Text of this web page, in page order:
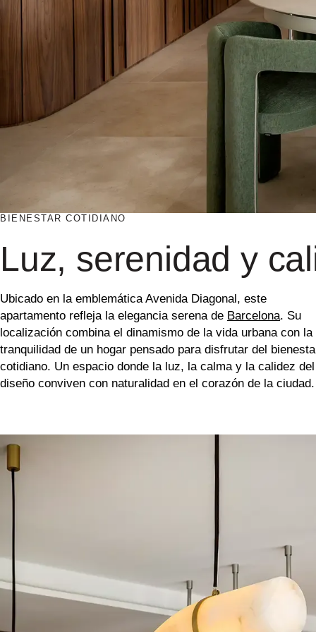
BIENESTAR COTIDIANO
Luz, serenidad y
Ubicado en la emblemática Avenida Diagonal, este
apartamento refleja la elegancia serena de Barcelona. Su
localización combina el dinamismo de la vida urbana con la
tranquilidad de un hogar pensado para disfrutar del
cotidiano. Un espacio donde la luz, la calma y la calidez del
diseño conviven con naturalidad en el corazón de la ciudad.